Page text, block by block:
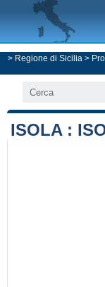
> Regione di Sicilia >
ISOLA :